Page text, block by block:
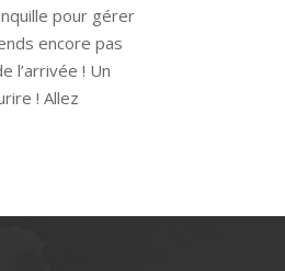
pour gérer
encore pas
l’arrivée ! Un
! Allez